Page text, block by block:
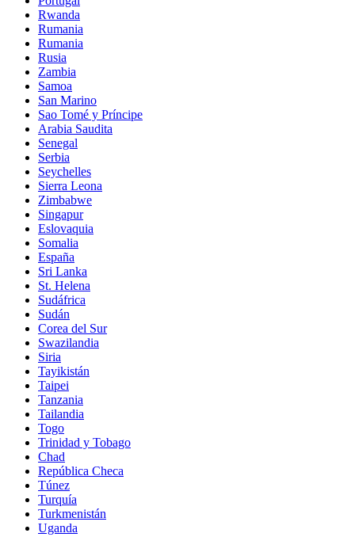
Rwanda
Rumania
Rumania
Rusia
Zambia
Samoa
San Marino
Sao Tomé y Príncipe
Arabia Saudita
Senegal
Serbia
Seychelles
Sierra Leona
Zimbabwe
Singapur
Eslovaquia
Somalia
España
Sri Lanka
St. Helena
Sudáfrica
Sudán
Corea del Sur
Swazilandia
Siria
Tayikistán
Taipei
Tanzania
Tailandia
Togo
Trinidad y Tobago
Chad
República Checa
Túnez
Turquía
Turkmenistán
Uganda